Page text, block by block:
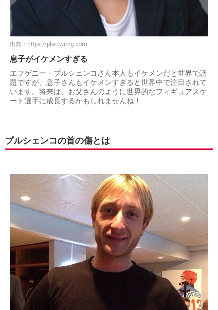
出典： https://pbs.twimg.com
息子がイケメンすぎる
エフゲニー・プルシェンコさん本人もイケメンだと世界で話
題ですが、息子さんもイケメンすぎると世界中で注目されて
います。将来は、お父さんのように世界的なフィギュアスケ
ート選手に成長するかもしれませんね！
プルシェンコの首の傷とは